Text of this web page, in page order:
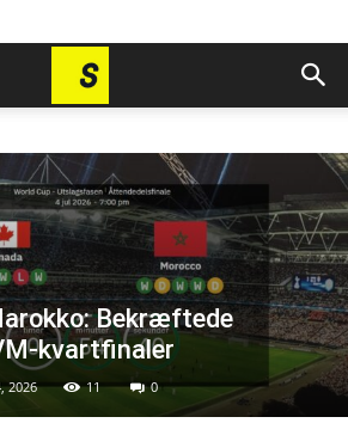
Bekræftede
kvartfinaler
2026 11 0